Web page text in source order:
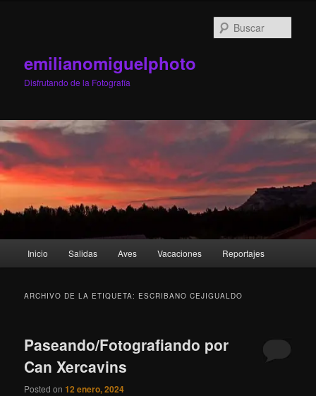
emilianomiguelphoto
Disfrutando de la Fotografía
Inicio Salidas Aves Vacaciones Reportajes
ARCHIVO DE LA ETIQUETA: ESCRIBANO CEJIGUALDO
Paseando/Fotografiando por
Can Xercavins
Posted on12 enero, 2024